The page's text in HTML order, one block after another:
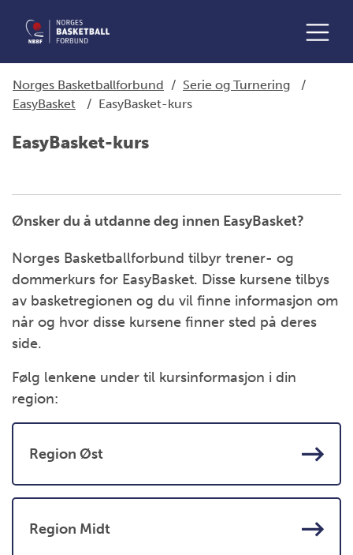
Norges Basketballforbund / Serie og Turnering
/
EasyBasket
/ EasyBasket-kurs
EasyBasket-kurs
Ønsker du å utdanne deg innen EasyBasket?
Norges Basketballforbund tilbyr trener- og
dommerkurs for EasyBasket. Disse kursene tilbys
av basketregionen og du vil finne informasjon om
når og hvor disse kursene finner sted på deres
side.
Følg lenkene under til kursinformasjon i din
region:
Region Øst
Region Midt